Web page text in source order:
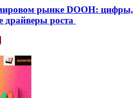
рынке DOOH: цифры,
драйверы роста